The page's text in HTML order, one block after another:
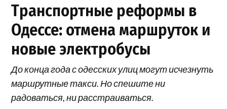
Транспортные реформы в
Одессе: отмена маршруток и
новые электробусы
До конца года с одесских улиц могут исчезнуть
маршрутные такси. Но спешите ни
радоваться, ни расстраиваться.